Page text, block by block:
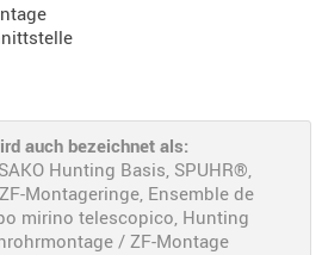
PATCHES
auch bezeichnet als:
Hunting Basis, SPUHR®,
Montageringe, Ensemble de
mirino telescopico, Hunting
/ ZF-Montage